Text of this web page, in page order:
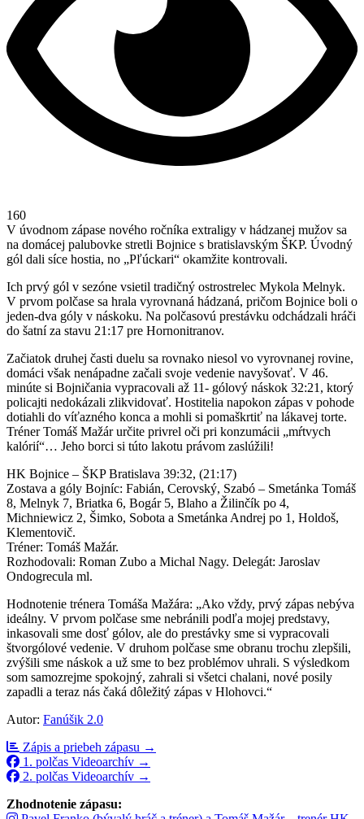
160
V úvodnom zápase nového ročníka extraligy v hádzanej mužov sa
na domácej palubovke stretli Bojnice s bratislavským ŠKP. Úvodný
gól dali síce hostia, no „Pľúckari“ okamžite kontrovali.
Ich prvý gól v sezóne vsietil tradičný ostrostrelec Mykola Melnyk.
V prvom polčase sa hrala vyrovnaná hádzaná, pričom Bojnice boli o
jeden-dva góly v náskoku. Na polčasovú prestávku odchádzali hráči
do šatní za stavu 21:17 pre Hornonitranov.
Začiatok druhej časti duelu sa rovnako niesol vo vyrovnanej rovine,
domáci však nenápadne začali svoje vedenie navyšovať. V 46.
minúte si Bojničania vypracovali až 11- gólový náskok 32:21, ktorý
policajti nedokázali zlikvidovať. Hostitelia napokon zápas v pohode
dotiahli do víťazného konca a mohli si pomaškrtiť na lákavej torte.
Tréner Tomáš Mažár určite privrel oči pri konzumácii „mŕtvych
kalórií“… Jeho borci si túto lakotu právom zaslúžili!
HK Bojnice – ŠKP Bratislava 39:32, (21:17)
Zostava a góly Bojníc: Fabián, Cerovský, Szabó – Smetánka Tomáš
8, Melnyk 7, Briatka 6, Bogár 5, Blaho a Žilinčík po 4,
Michniewicz 2, Šimko, Sobota a Smetánka Andrej po 1, Holdoš,
Klementovič.
Tréner: Tomáš Mažár.
Rozhodovali: Roman Zubo a Michal Nagy. Delegát: Jaroslav
Ondogrecula ml.
Hodnotenie trénera Tomáša Mažára: „Ako vždy, prvý zápas nebýva
ideálny. V prvom polčase sme nebránili podľa mojej predstavy,
inkasovali sme dosť gólov, ale do prestávky sme si vypracovali
štvorgólové vedenie. V druhom polčase sme obranu trochu zlepšili,
zvýšili sme náskok a už sme to bez problémov uhrali. S výsledkom
som samozrejme spokojný, zahrali si všetci chalani, nové posily
zapadli a teraz nás čaká dôležitý zápas v Hlohovci.“
Autor: Fanúšik 2.0
Zápis a priebeh zápasu →
1. polčas Videoarchív →
2. polčas Videoarchív →
Zhodnotenie zápasu: